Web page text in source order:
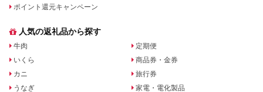
ポイント還元キャンペーン
人気の返礼品から探す
牛肉
いくら
カニ
うなぎ
定期便
商品券・金券
旅行券
家電・電化製品